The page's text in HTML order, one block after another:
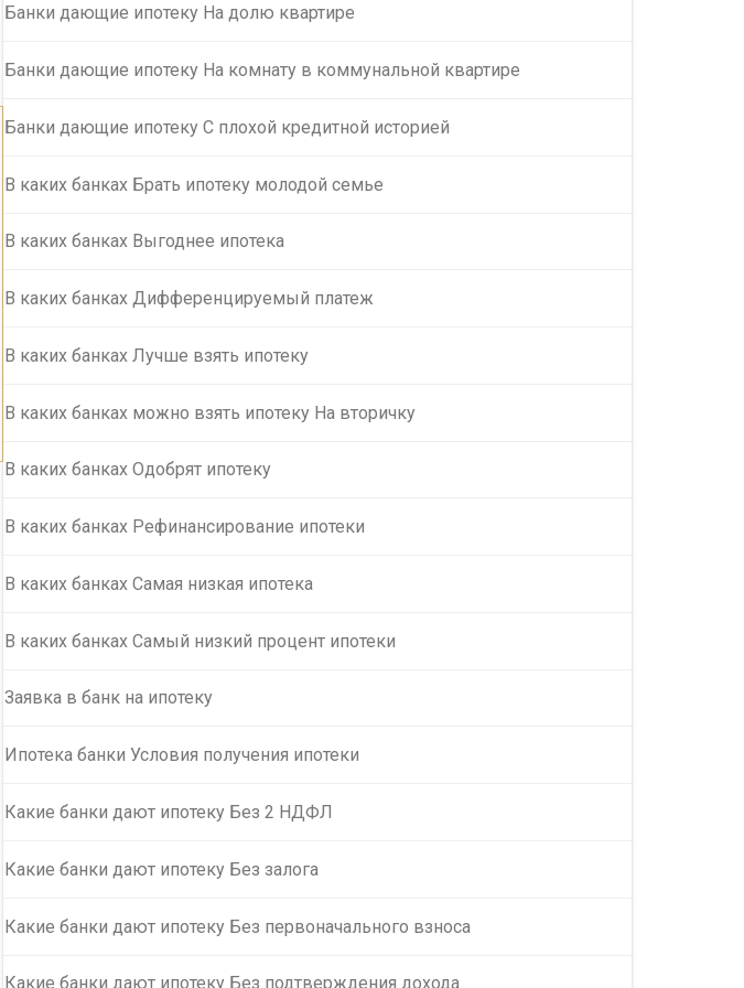
Банки дающие ипотеку На долю квартире
Банки дающие ипотеку На комнату в коммунальной квартире
Банки дающие ипотеку С плохой кредитной историей
В каких банках Брать ипотеку молодой семье
В каких банках Выгоднее ипотека
В каких банках Дифференцируемый платеж
В каких банках Лучше взять ипотеку
В каких банках можно взять ипотеку На вторичку
В каких банках Одобрят ипотеку
В каких банках Рефинансирование ипотеки
В каких банках Самая низкая ипотека
В каких банках Самый низкий процент ипотеки
Заявка в банк на ипотеку
Ипотека банки Условия получения ипотеки
Какие банки дают ипотеку Без 2 НДФЛ
Какие банки дают ипотеку Без залога
Какие банки дают ипотеку Без первоначального взноса
Какие банки дают ипотеку Без подтверждения дохода